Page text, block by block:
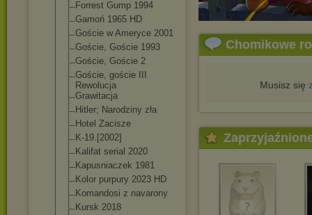
Forrest Gump 1994
Gamoń 1965 HD
Goście w Ameryce 2001
Goście, Goście 1993
Goście, Goście 2
Goście, goście III
Rewolucja
Grawitacja
Hitler; Narodziny zła
Hotel Zacisze
K-19.[2002]
Kalifat serial 2020
Kapusniaczek 1981
Kolor purpury 2023 HD
Komandosi z navarony
Kursk 2018
Chomikowe
Musisz się